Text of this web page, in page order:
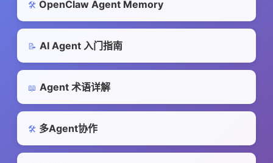
🛠️ OpenClaw Agent Memory
📝 AI Agent 入门指南
📖 Agent 术语详解
🛠️ 多Agent协作